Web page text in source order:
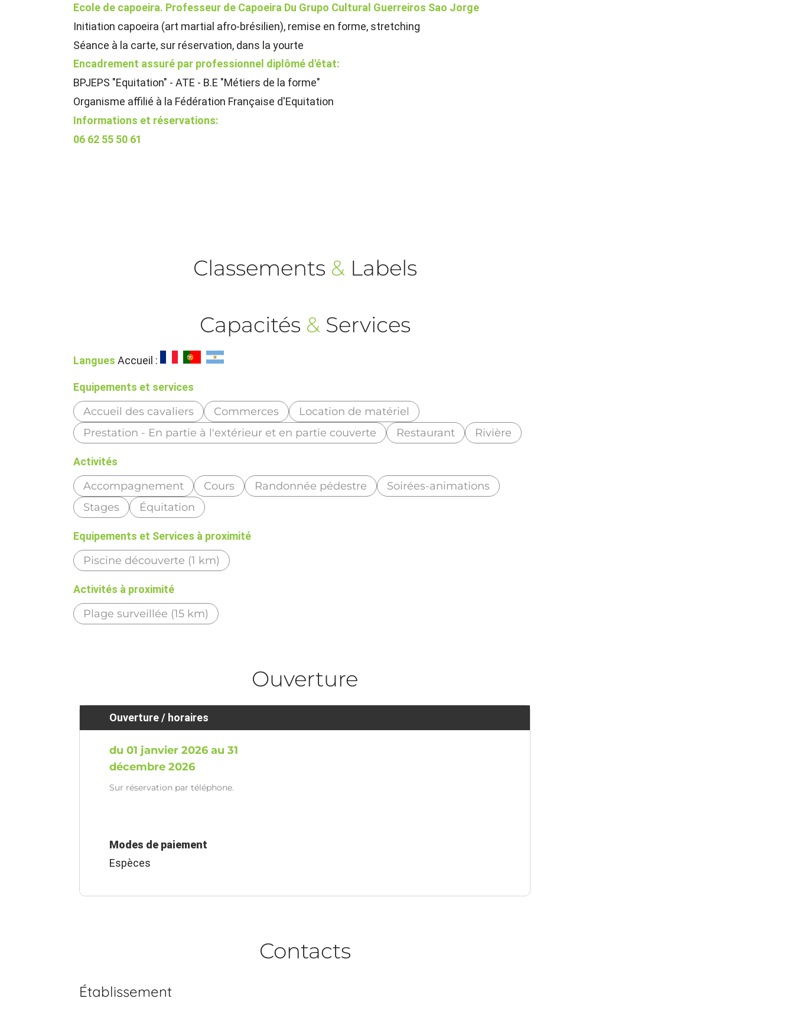
Ecole de capoeira. Professeur de Capoeira Du Grupo Cultural Guerreiros Sao Jorge
Initiation capoeira (art martial afro-brésilien), remise en forme, stretching
Séance à la carte, sur réservation, dans la yourte
Encadrement assuré par professionnel diplômé d'état:
BPJEPS "Equitation" - ATE - B.E "Métiers de la forme"
Organisme affilié à la Fédération Française d'Equitation
Informations et réservations:
06 62 55 50 61
Classements & Labels
Capacités & Services
Langues Accueil :
Equipements et services
Accueil des cavaliers Commerces
Location de matériel
Prestation - En partie à l'extérieur et en partie couverte
Restaurant Rivière
Activités
Accompagnement Cours Randonnée pédestre
Soirées-animations
Stages
Équitation
Equipements et Services à proximité
Piscine découverte (1 km)
Activités à proximité
Plage surveillée (15 km)
Ouverture
Ouverture / horaires
du 01 janvier 2026 au 31
décembre 2026
Sur réservation par téléphone.
Modes de paiement
Espèces
Contacts
Établissement